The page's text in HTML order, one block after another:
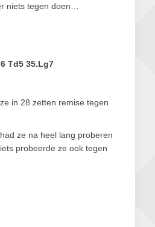
niets tegen doen…
Td5 35.Lg7
in 28 zetten remise tegen
ze na heel lang proberen
probeerde ze ook tegen